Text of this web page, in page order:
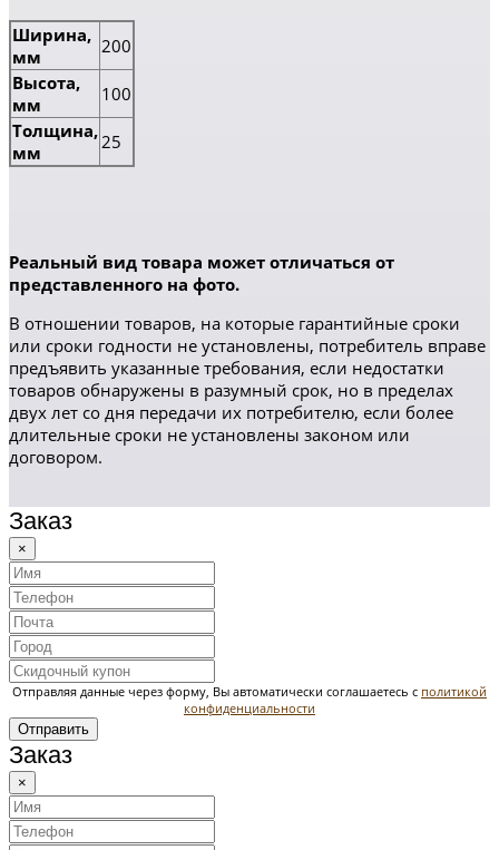
Ширина,
мм
200
Высота,
мм
100
Толщина,
мм
25
Реальный вид товара может отличаться от
представленного на фото.
В отношении товаров, на которые гарантийные сроки
или сроки годности не установлены, потребитель вправе
предъявить указанные требования, если недостатки
товаров обнаружены в разумный срок, но в пределах
двух лет со дня передачи их потребителю, если более
длительные сроки не установлены законом или
договором.
Заказ
×
Отправляя данные через форму, Вы автоматически соглашаетесь с политикой
конфиденциальности
Отправить
Заказ
×